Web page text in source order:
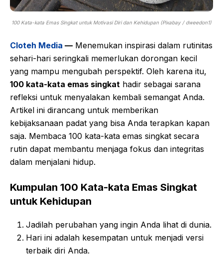
100 Kata-kata Emas Singkat untuk Motivasi Diri dan Kehidupan (Pixabay / dweedon1)
Cloteh Media — Menemukan inspirasi dalam rutinitas
sehari-hari seringkali memerlukan dorongan kecil
yang mampu mengubah perspektif. Oleh karena itu,
100 kata-kata emas singkat hadir sebagai sarana
refleksi untuk menyalakan kembali semangat Anda.
Artikel ini dirancang untuk memberikan
kebijaksanaan padat yang bisa Anda terapkan kapan
saja. Membaca 100 kata-kata emas singkat secara
rutin dapat membantu menjaga fokus dan integritas
dalam menjalani hidup.
Kumpulan 100 Kata-kata Emas Singkat
untuk Kehidupan
Jadilah perubahan yang ingin Anda lihat di dunia.
Hari ini adalah kesempatan untuk menjadi versi
terbaik diri Anda.